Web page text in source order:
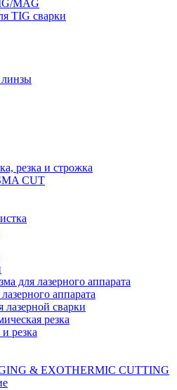
MAG
TIG сварки
линзы
резка и строжка
CUT
для лазерного аппарата
аппарата
лазерной сварки
резка
резка
& EXOTHERMIC CUTTING